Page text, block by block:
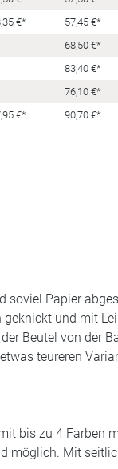
€* 57,45 €*
68,50 €*
83,40 €*
76,10 €*
€* 90,70 €*
Papier
und mit
Beutel von der
teureren
bis zu 4 Farben
möglich. Mit